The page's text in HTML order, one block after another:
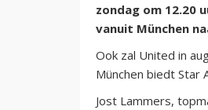
zondag om 12.20
vanuit München
Ook zal United in
München biedt Star
Jost Lammers,